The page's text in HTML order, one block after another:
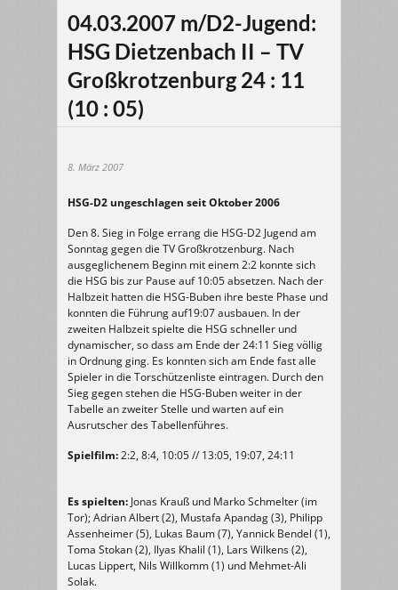
04.03.2007 m/D2-Jugend:
HSG Dietzenbach II – TV
Großkrotzenburg 24 : 11
(10 : 05)
8. März 2007
HSG-D2 ungeschlagen seit Oktober 2006
Den 8. Sieg in Folge errang die HSG-D2 Jugend am
Sonntag gegen die TV Großkrotzenburg. Nach
ausgeglichenem Beginn mit einem 2:2 konnte sich
die HSG bis zur Pause auf 10:05 absetzen. Nach der
Halbzeit hatten die HSG-Buben ihre beste Phase und
konnten die Führung auf19:07 ausbauen. In der
zweiten Halbzeit spielte die HSG schneller und
dynamischer, so dass am Ende der 24:11 Sieg völlig
in Ordnung ging. Es konnten sich am Ende fast alle
Spieler in die Torschützenliste eintragen. Durch den
Sieg gegen stehen die HSG-Buben weiter in der
Tabelle an zweiter Stelle und warten auf ein
Ausrutscher des Tabellenführes.
Spielfilm:2:2, 8:4, 10:05 // 13:05, 19:07, 24:11
Es spielten: Jonas Krauß und Marko Schmelter (im
Tor); Adrian Albert (2), Mustafa Apandag (3), Philipp
Assenheimer (5), Lukas Baum (7), Yannick Bendel (1),
Toma Stokan (2), Ilyas Khalil (1), Lars Wilkens (2),
Lucas Lippert, Nils Willkomm (1) und Mehmet-Ali
Solak.